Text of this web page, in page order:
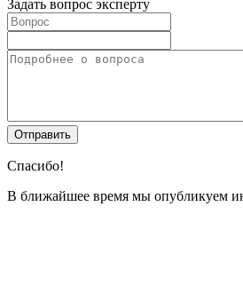
Задать вопрос эксперту
Спасибо!
В ближайшее время мы опубликуем